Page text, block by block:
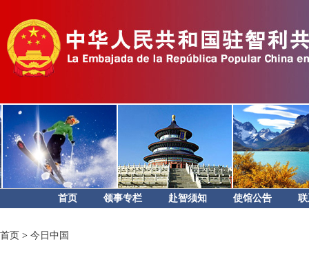
首页 领事专栏 赴智须知 使馆公告
首页 > 今日中国